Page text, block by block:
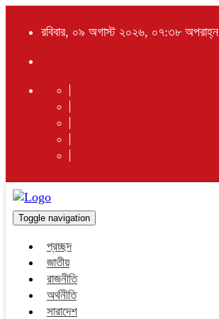
রবিবার, ০৯ অগাস্ট ২০২৬, ০৭:৩৮ অপরাহ্ন
Toggle navigation
প্রচ্ছদ
জাতীয়
রাজনীতি
অর্থনীতি
সারাদেশ